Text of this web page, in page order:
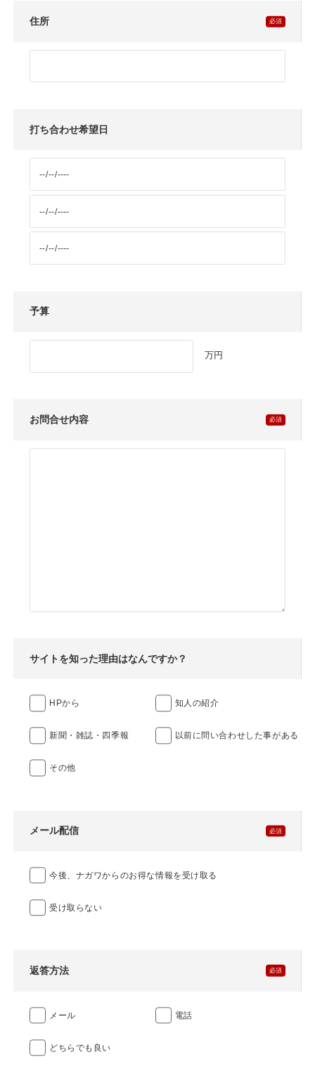
住所
打ち合わせ希望日
予算
万円
お問合せ内容
サイトを知った理由はなんですか？
HPから 知人の紹介
新聞・雑誌・四季報 以前に問い合わせした事がある
その他
メール配信
今後、ナガワからのお得な情報を受け取る
受け取らない
返答方法
メール 電話
どちらでも良い